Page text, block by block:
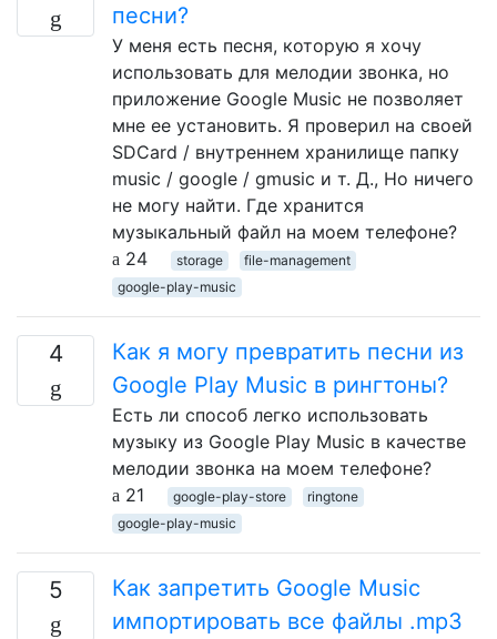
песни?
У меня есть песня, которую я хочу
использовать для мелодии звонка, но
приложение Google Music не позволяет
мне ее установить. Я проверил на своей
SDCard / внутреннем хранилище папку
music / google / gmusic и т. Д., Но ничего
не могу найти. Где хранится
музыкальный файл на моем телефоне?
24
storage
file-management
google-play-music
4
Как я могу превратить песни из
Google Play Music в рингтоны?
Есть ли способ легко использовать
музыку из Google Play Music в качестве
мелодии звонка на моем телефоне?
21
google-play-store
ringtone
google-play-music
5
Как запретить Google Music
импортировать все файлы .mp3